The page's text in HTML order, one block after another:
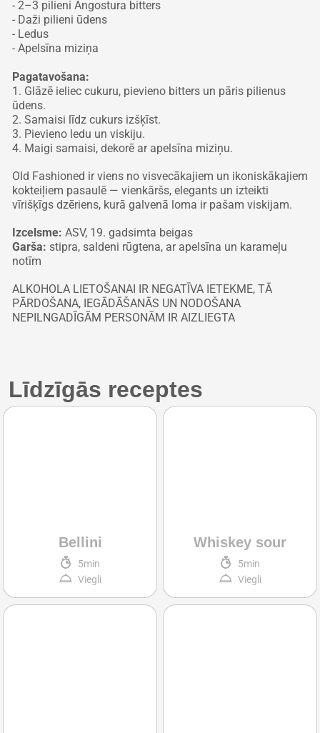
- 2–3 pilieni Angostura bitters
- Daži pilieni ūdens
- Ledus
- Apelsīna miziņa
Pagatavošana:
1. Glāzē ieliec cukuru, pievieno bitters un pāris pilienus
ūdens.
2. Samaisi līdz cukurs izšķīst.
3. Pievieno ledu un viskiju.
4. Maigi samaisi, dekorē ar apelsīna miziņu.
Old Fashioned ir viens no visvecākajiem un ikoniskākajiem
kokteiļiem pasaulē — vienkāršs, elegants un izteikti
vīrišķīgs dzēriens, kurā galvenā loma ir pašam viskijam.
Izcelsme: ASV, 19. gadsimta beigas
Garša: stipra, saldeni rūgtena, ar apelsīna un karameļu
notīm
ALKOHOLA LIETOŠANAI IR NEGATĪVA IETEKME, TĀ
PĀRDOŠANA, IEGĀDĀŠANĀS UN NODOŠANA
NEPILNGADĪGĀM PERSONĀM IR AIZLIEGTA
Līdzīgās receptes
Bellini
5min
Viegli
Whiskey sour
5min
Viegli